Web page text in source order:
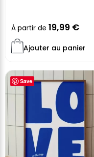
À partir de 19,99 €
Ajouter au panier
Save